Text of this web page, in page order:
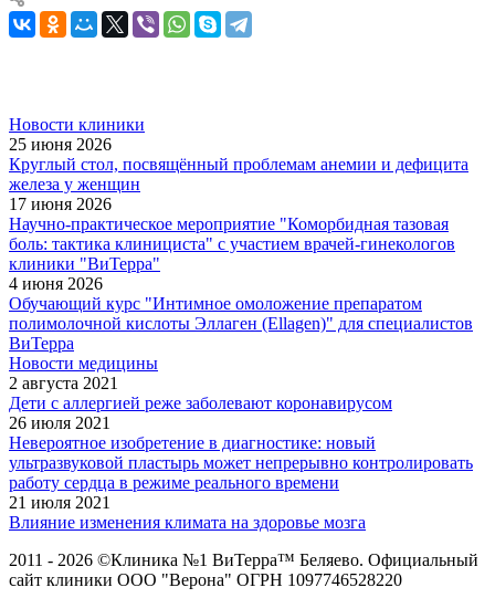
Новости клиники
25 июня 2026
Круглый стол, посвящённый проблемам анемии и дефицита
железа у женщин
17 июня 2026
Научно-практическое мероприятие "Коморбидная тазовая
боль: тактика клинициста" с участием врачей-гинекологов
клиники "ВиТерра"
4 июня 2026
Обучающий курс "Интимное омоложение препаратом
полимолочной кислоты Эллаген (Ellagen)" для специалистов
ВиТерра
Новости медицины
2 августа 2021
Дети с аллергией реже заболевают коронавирусом
26 июля 2021
Невероятное изобретение в диагностике: новый
ультразвуковой пластырь может непрерывно контролировать
работу сердца в режиме реального времени
21 июля 2021
Влияние изменения климата на здоровье мозга
2011 - 2026 ©Клиника №1 ВиТерра™ Беляево. Официальный
сайт клиники ООО "Верона" ОГРН 1097746528220